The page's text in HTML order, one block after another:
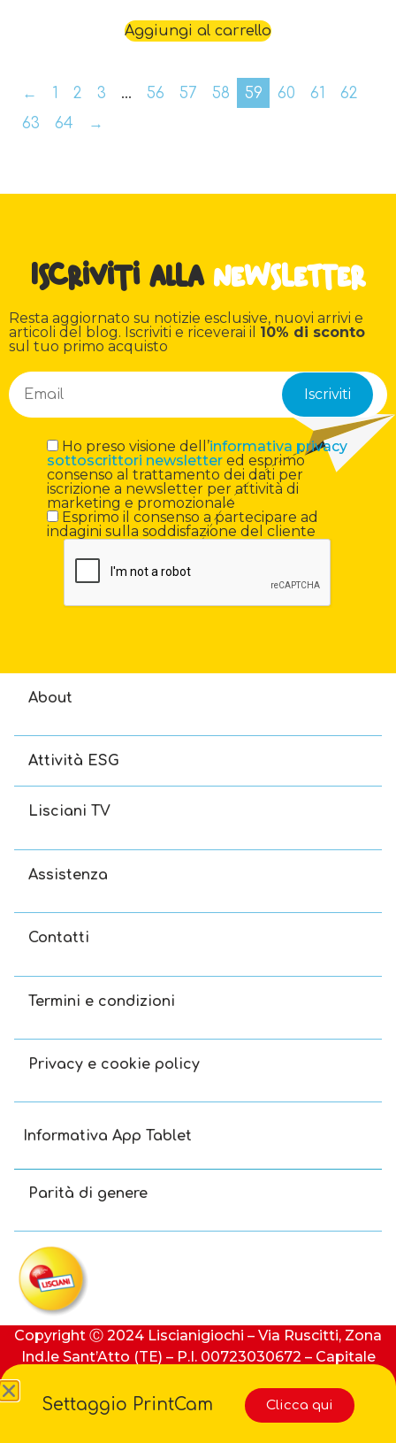
Aggiungi al carrello
← 1 2 3 … 56 57 58 59 60 61
62
63
64 →
Iscriviti alla newsletter
Resta aggiornato su notizie esclusive, nuovi arrivi e
articoli del blog. Iscriviti e riceverai il 10% di sconto
sul tuo primo acquisto
Ho preso visione dell’informativa privacy
sottoscrittori newslettered esprimo
consenso al trattamento dei dati per
iscrizione a newsletter per attività di
marketing e promozionale
Esprimo il consenso a partecipare ad
indagini sulla soddisfazione del cliente
About
Attività ESG
Lisciani TV
Assistenza
Contatti
Termini e condizioni
Privacy e cookie policy
Informativa App Tablet
Parità di genere
Copyright Ⓒ 2024 Liscianigiochi – Via Ruscitti, Zona
Ind.le Sant’Atto (TE) – P.I. 00723030672 – Capitale
Settaggio PrintCam Clicca qui